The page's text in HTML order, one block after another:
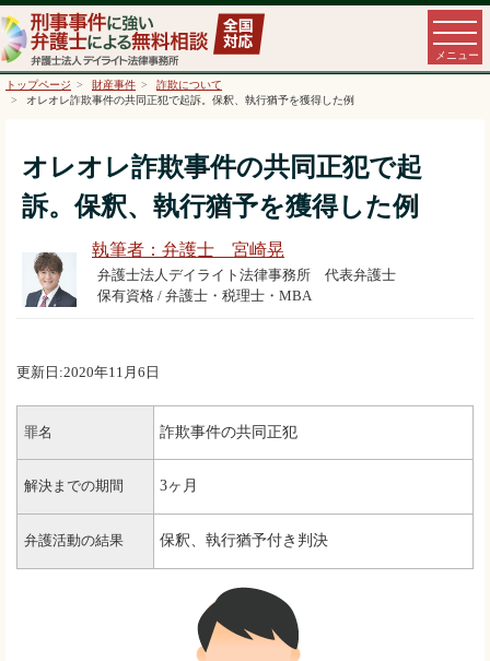
トップページ 財産事件
詐欺について
オレオレ詐欺事件の共同正犯で起訴。保釈、執行猶予を獲得した例
オレオレ詐欺事件の共同正犯で起
訴。保釈、執行猶予を獲得した例
執筆者：弁護士 宮崎晃
弁護士法人デイライト法律事務所 代表弁護士
保有資格 / 弁護士・税理士・MBA
更新日:2020年11月6日
罪名 詐欺事件の共同正犯
解決までの期間 3ヶ月
弁護活動の結果 保釈、執行猶予付き判決